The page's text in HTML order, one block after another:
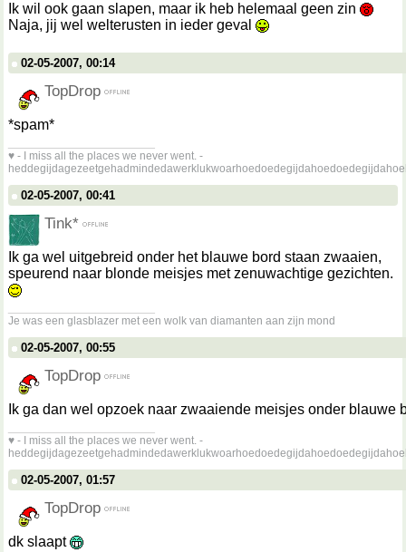
Ik wil ook gaan slapen, maar ik heb helemaal geen zin
Naja, jij wel welterusten in ieder geval
02-05-2007, 00:14
TopDrop
*spam*
♥ - I miss all the places we never went. -
02-05-2007, 00:41
Tink*
Ik ga wel uitgebreid onder het blauwe bord staan zwaaien,
speurend naar blonde meisjes met zenuwachtige gezichten.
Je was een glasblazer met een wolk van diamanten aan zijn mond
02-05-2007, 00:55
TopDrop
Ik ga dan wel opzoek naar zwaaiende meisjes onder blauwe
♥ - I miss all the places we never went. -
02-05-2007, 01:57
TopDrop
dk slaapt